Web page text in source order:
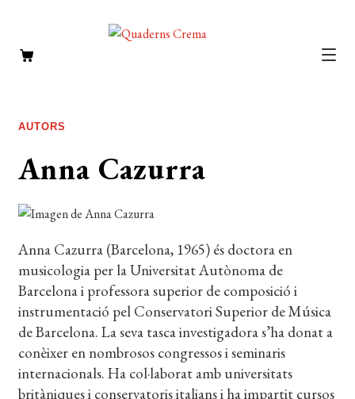
L’EDITORIAL
FOREIGN RIGHTS
DISTRIBUCIÓ
CONTACTE
EL MEU COMPTE
CERCAR
WISHLIST
AUTORS
Anna Cazurra
Anna Cazurra (Barcelona, 1965) és doctora en
musicologia per la Universitat Autònoma de
Barcelona i professora superior de composició i
instrumentació pel Conservatori Superior de Música
de Barcelona. La seva tasca investigadora s’ha donat a
conèixer en nombrosos congressos i seminaris
internacionals. Ha col·laborat amb universitats
britàniques i conservatoris italians i ha impartit cursos